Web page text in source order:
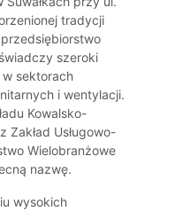
tradycji
szeroki
w sektorach
i wentylacji.
Kowalsko-
Zakład Usługowo-
Wielobranżowe
nazwę.
wysokich